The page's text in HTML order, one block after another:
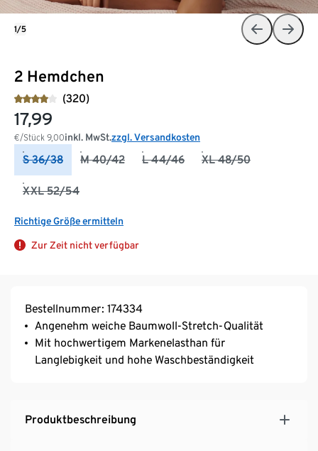
2 Hemdchen
(320)
17,99
€/Stück 9,00inkl. MwSt.zzgl. Versandkosten
S 36/38 M 40/42 L 44/46 XL 48/50
XXL 52/54
Richtige Größe ermitteln
Zur Zeit nicht verfügbar
1/5
Bestellnummer: 174334
Angenehm weiche Baumwoll-Stretch-Qualität
Mit hochwertigem Markenelasthan für
Langlebigkeit und hohe Waschbeständigkeit
Produktbeschreibung